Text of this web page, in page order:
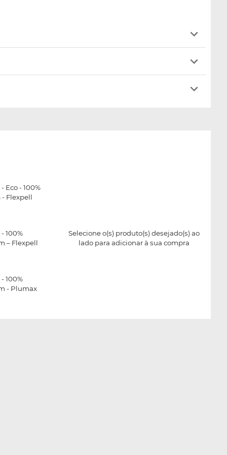
Eco - 100%
Flexpell
100%
– Flexpell
100%
- Plumax
Selecione o(s) produto(s) desejado(s) ao
lado para adicionar à sua compra